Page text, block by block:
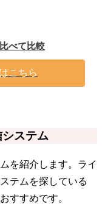
べて比較
こちら
ステム
を紹介します。ライ
テムを探している
すすめです。